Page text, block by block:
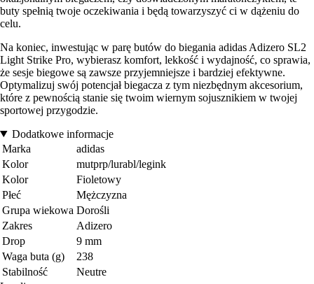
buty spełnią twoje oczekiwania i będą towarzyszyć ci w dążeniu do
celu.
Na koniec, inwestując w parę butów do biegania adidas Adizero SL2
Light Strike Pro, wybierasz komfort, lekkość i wydajność, co sprawia,
że sesje biegowe są zawsze przyjemniejsze i bardziej efektywne.
Optymalizuj swój potencjał biegacza z tym niezbędnym akcesorium,
które z pewnością stanie się twoim wiernym sojusznikiem w twojej
sportowej przygodzie.
Dodatkowe informacje
Marka
adidas
Kolor
mutprp/lurabl/legink
Kolor
Fioletowy
Płeć
Mężczyzna
Grupa wiekowa Dorośli
Zakres
Adizero
Drop
9 mm
Waga buta (g)
238
Stabilność
Neutre